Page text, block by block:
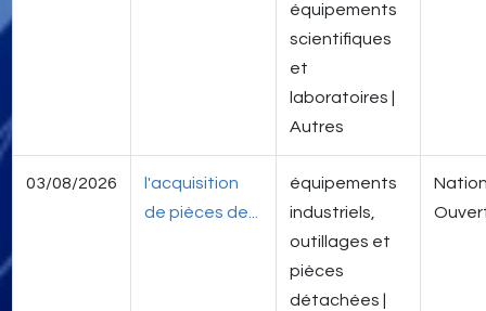
équipements
scientifiques
et
laboratoires |
Autres
03/08/2026
l'acquisition
de pièces de...
équipements
industriels,
outillages et
pièces
détachées |